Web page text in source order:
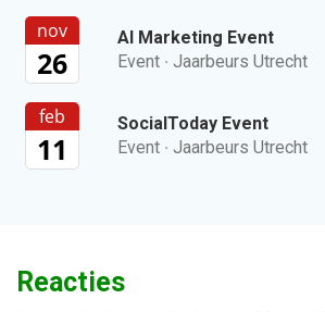
nov
26
AI Marketing Event
Event · Jaarbeurs Utrecht
feb
11
SocialToday Event
Event · Jaarbeurs Utrecht
Reacties